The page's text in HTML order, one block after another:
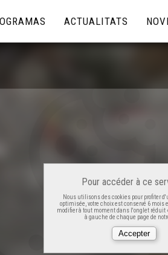
ACTUALITATS
Pour accéder à ce
Nous utilisons des cookies pour profiter
optimisée, votre choix est conservé 6 mois
modifier à tout moment dans l'onglet réduit
à gauche de chaque page de